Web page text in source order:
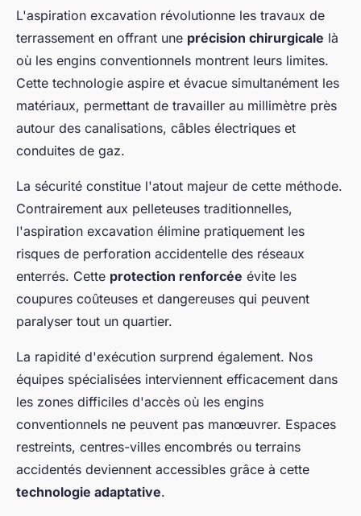
L'aspiration excavation révolutionne les travaux de
terrassement en offrant une précision chirurgicale là
où les engins conventionnels montrent leurs limites.
Cette technologie aspire et évacue simultanément les
matériaux, permettant de travailler au millimètre près
autour des canalisations, câbles électriques et
conduites de gaz.
La sécurité constitue l'atout majeur de cette méthode.
Contrairement aux pelleteuses traditionnelles,
l'aspiration excavation élimine pratiquement les
risques de perforation accidentelle des réseaux
enterrés. Cette protection renforcée évite les
coupures coûteuses et dangereuses qui peuvent
paralyser tout un quartier.
La rapidité d'exécution surprend également. Nos
équipes spécialisées interviennent efficacement dans
les zones difficiles d'accès où les engins
conventionnels ne peuvent pas manœuvrer. Espaces
restreints, centres-villes encombrés ou terrains
accidentés deviennent accessibles grâce à cette
technologie adaptative.